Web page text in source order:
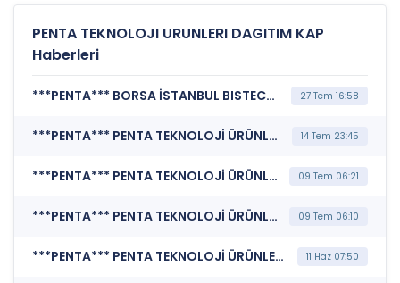
PENTA TEKNOLOJI URUNLERI DAGITIM KAP
Haberleri
***PENTA*** BORSA İSTANBUL BISTECH DEVRE KESİCİ UYGULAMASI (Pay Bazında Devre Kesici Bildirimi) 27 Tem 16:58
***PENTA*** PENTA TEKNOLOJİ ÜRÜNLERİ DAĞITIM TİCARET A.Ş. (Genel Kurul İşlemlerine İlişkin Bildirim) 14 Tem 23:45
***PENTA*** PENTA TEKNOLOJİ ÜRÜNLERİ DAĞITIM TİCARET A.Ş. (Kar Payı Dağıtım İşlemlerine İlişkin Bildirim) 09 Tem 06:21
***PENTA*** PENTA TEKNOLOJİ ÜRÜNLERİ DAĞITIM TİCARET A.Ş. (Genel Kurul İşlemlerine İlişkin Bildirim) 09 Tem 06:10
***PENTA*** PENTA TEKNOLOJİ ÜRÜNLERİ DAĞITIM TİCARET A.Ş. (Özel Durum Açıklaması (Genel)) 11 Haz 07:50